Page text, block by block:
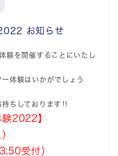
お知らせ
験を開催することにいたし
体験はいかがでしょう
持ちしております‼
験2022】
受付）